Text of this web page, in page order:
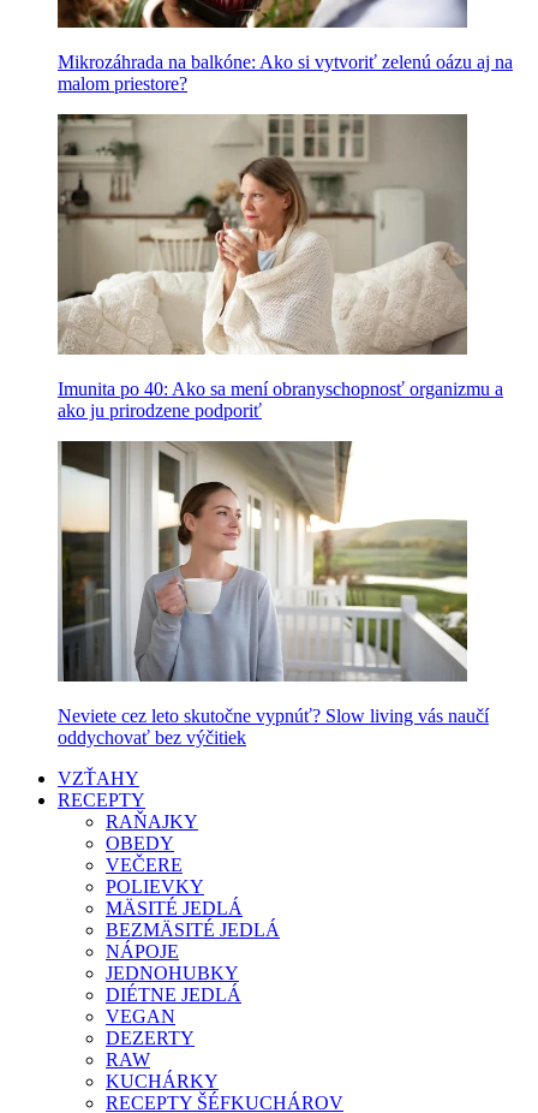
Mikrozáhrada na balkóne: Ako si vytvoriť zelenú oázu aj na
malom priestore?
Imunita po 40: Ako sa mení obranyschopnosť organizmu a
ako ju prirodzene podporiť
Neviete cez leto skutočne vypnúť? Slow living vás naučí
oddychovať bez výčitiek
VZŤAHY
RECEPTY
RAŇAJKY
OBEDY
VEČERE
POLIEVKY
MÄSITÉ JEDLÁ
BEZMÄSITÉ JEDLÁ
NÁPOJE
JEDNOHUBKY
DIÉTNE JEDLÁ
VEGAN
DEZERTY
RAW
KUCHÁRKY
RECEPTY ŠÉFKUCHÁROV